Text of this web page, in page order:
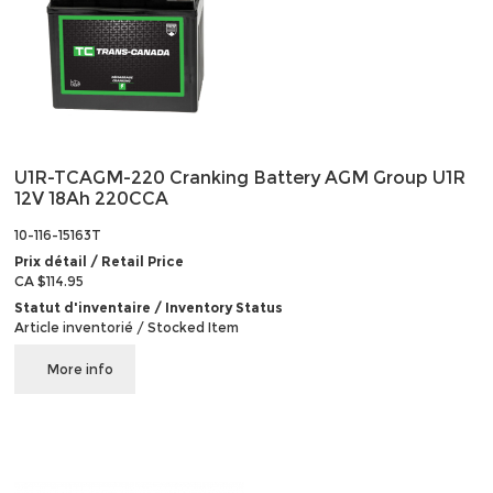
U1R-TCAGM-220 Cranking Battery AGM Group U1R
12V 18Ah 220CCA
10-116-15163T
Prix détail / Retail Price
CA $114.95
Statut d'inventaire / Inventory Status
Article inventorié / Stocked Item
More info